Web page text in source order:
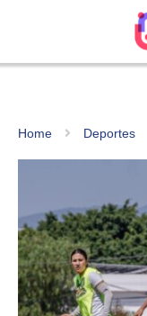
Home Deportes